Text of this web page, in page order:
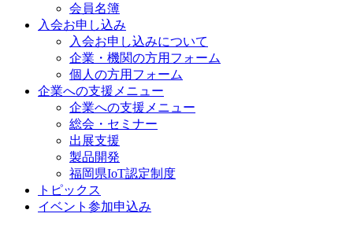
会員名簿
入会お申し込み
入会お申し込みについて
企業・機関の方用フォーム
個人の方用フォーム
企業への支援メニュー
企業への支援メニュー
総会・セミナー
出展支援
製品開発
福岡県IoT認定制度
トピックス
イベント参加申込み